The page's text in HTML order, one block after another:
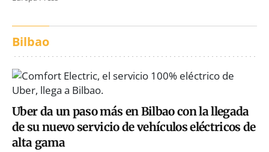
Bilbao
Uber da un paso más en Bilbao con la llegada
de su nuevo servicio de vehículos eléctricos de
alta gama